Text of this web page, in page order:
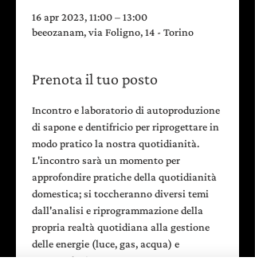
16 apr 2023, 11:00 – 13:00
beeozanam, via Foligno, 14 - Torino
Prenota il tuo posto
Incontro e laboratorio di autoproduzione
di sapone e dentifricio per riprogettare in
modo pratico la nostra quotidianità.
L'incontro sarà un momento per
approfondire pratiche della quotidianità
domestica; si toccheranno diversi temi
dall'analisi e riprogrammazione della
propria realtà quotidiana alla gestione
delle energie (luce, gas, acqua) e
autoproduzione.